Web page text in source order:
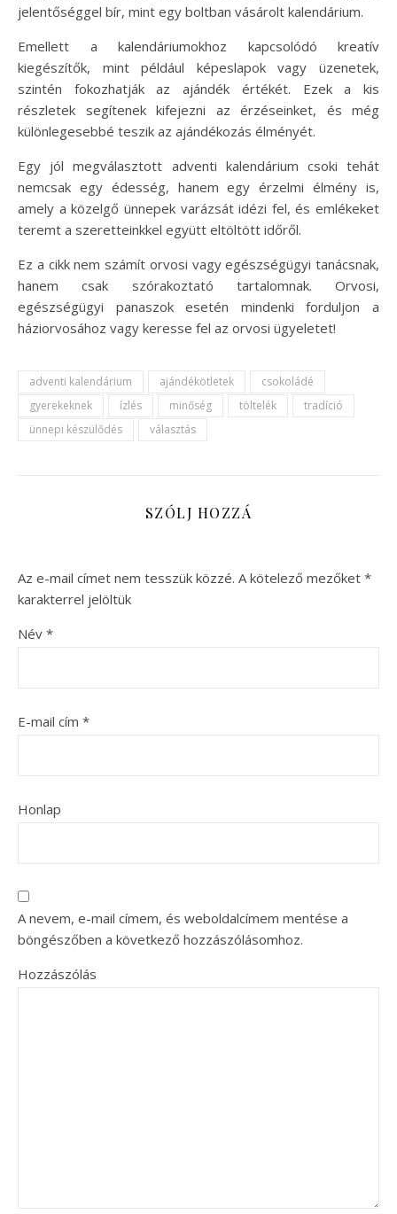
jelentőséggel bír, mint egy boltban vásárolt kalendárium.
Emellett a kalendáriumokhoz kapcsolódó kreatív
kiegészítők, mint például képeslapok vagy üzenetek,
szintén fokozhatják az ajándék értékét. Ezek a kis
részletek segítenek kifejezni az érzéseinket, és még
különlegesebbé teszik az ajándékozás élményét.
Egy jól megválasztott adventi kalendárium csoki tehát
nemcsak egy édesség, hanem egy érzelmi élmény is,
amely a közelgő ünnepek varázsát idézi fel, és emlékeket
teremt a szeretteinkkel együtt eltöltött időről.
Ez a cikk nem számít orvosi vagy egészségügyi tanácsnak,
hanem csak szórakoztató tartalomnak. Orvosi,
egészségügyi panaszok esetén mindenki forduljon a
háziorvosához vagy keresse fel az orvosi ügyeletet!
adventi kalendárium ajándékötletek
csokoládé
gyerekeknek
ízlés minőség töltelék
tradíció
ünnepi készülődés
választás
SZÓLJ HOZZÁ
Az e-mail címet nem tesszük közzé. A kötelező mezőket *
karakterrel jelöltük
Név *
E-mail cím *
Honlap
A nevem, e-mail címem, és weboldalcímem mentése a
böngészőben a következő hozzászólásomhoz.
Hozzászólás